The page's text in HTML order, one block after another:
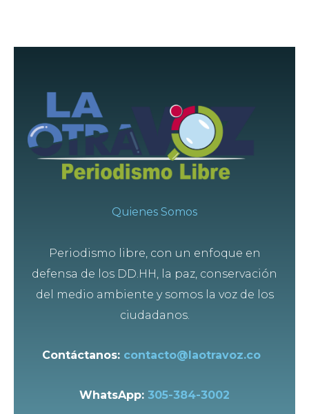
Quienes Somos
Periodismo libre, con un enfoque en
defensa de los DD.HH, la paz, conservación
del medio ambiente y somos la voz de los
ciudadanos.
Contáctanos: contacto@laotravoz.co
WhatsApp: 305-384-3002